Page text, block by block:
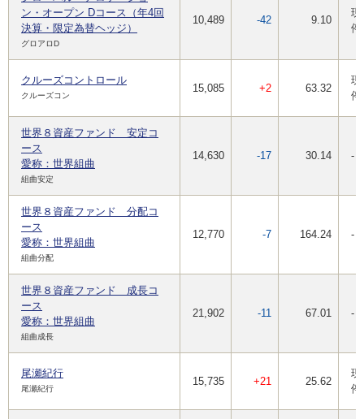
ン・オープン Dコース（年4回
決算・限定為替ヘッジ）
グロアロD
10,489 -42 9.10
現
停
クルーズコントロール
クルーズコン
15,085 +2 63.32
現
停
世界８資産ファンド 安定コ
ース
愛称：世界組曲
組曲安定
14,630 -17 30.14 -
世界８資産ファンド 分配コ
ース
愛称：世界組曲
組曲分配
12,770 -7 164.24 -
世界８資産ファンド 成長コ
ース
愛称：世界組曲
組曲成長
21,902 -11 67.01 -
尾瀬紀行
尾瀬紀行
15,735 +21 25.62
現
停